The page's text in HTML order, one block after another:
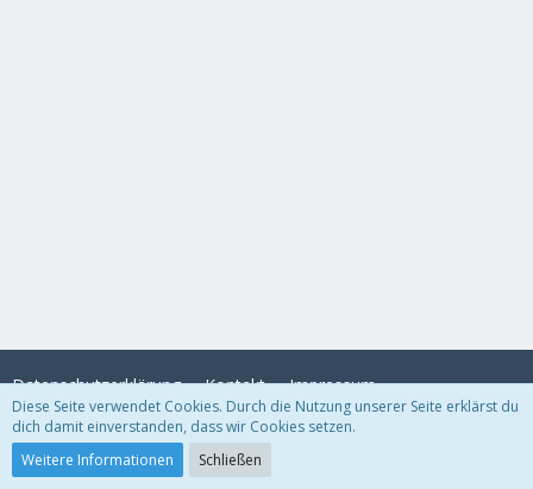
Datenschutzerklärung Kontakt Impressum
Community-Software:
Diese Seite verwendet Cookies. Durch die Nutzung unserer Seite erklärst du
dich damit einverstanden, dass wir Cookies setzen.
Weitere Informationen
Schließen